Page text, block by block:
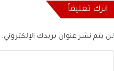
اترك تعليقاً
لن يتم نشر عنوان بريدك الإلكتروني.